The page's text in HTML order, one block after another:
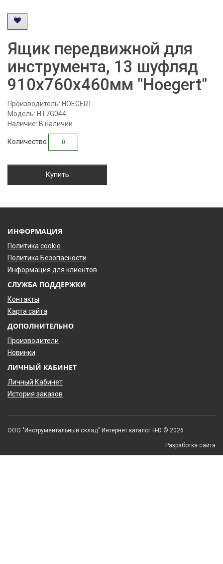
Ящик передвижной для
инструмента, 13 шуфляд
910х760х460мм "Hoegert"
Производитель: HOEGERT
Модель: HT7G044
Наличие: В наличии
Количество
Купить
ИНФОРМАЦИЯ
Политика cookie
Политика Безопасности
Информация для клиентов
СЛУЖБА ПОДДЕРЖКИ
Контакты
Карта сайта
ДОПОЛНИТЕЛЬНО
Производители
Новинки
ЛИЧНЫЙ КАБИНЕТ
Личный Кабинет
История заказов
ООО "Инструментальный склад" Интернет каталог H-D © 2026
Разработка сайта